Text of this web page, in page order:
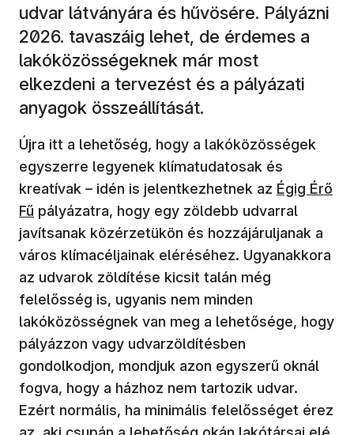
udvar látványára és hűvösére. Pályázni
2026. tavaszáig lehet, de érdemes a
lakóközösségeknek már most
elkezdeni a tervezést és a pályázati
anyagok összeállítását.
Újra itt a lehetőség, hogy a lakóközösségek
egyszerre legyenek klímatudatosak és
kreatívak – idén is jelentkezhetnek az (új
Égig Érő
Fű pályázatra, hogy egy zöldebb udvarral
javítsanak közérzetükön és hozzájáruljanak a
város klímacéljainak eléréséhez. Ugyanakkora
az udvarok zöldítése kicsit talán még
felelősség is, ugyanis nem minden
lakóközösségnek van meg a lehetősége, hogy
pályázzon vagy udvarzöldítésben
gondolkodjon, mondjuk azon egyszerű oknál
fogva, hogy a házhoz nem tartozik udvar.
Ezért normális, ha minimális felelősséget érez